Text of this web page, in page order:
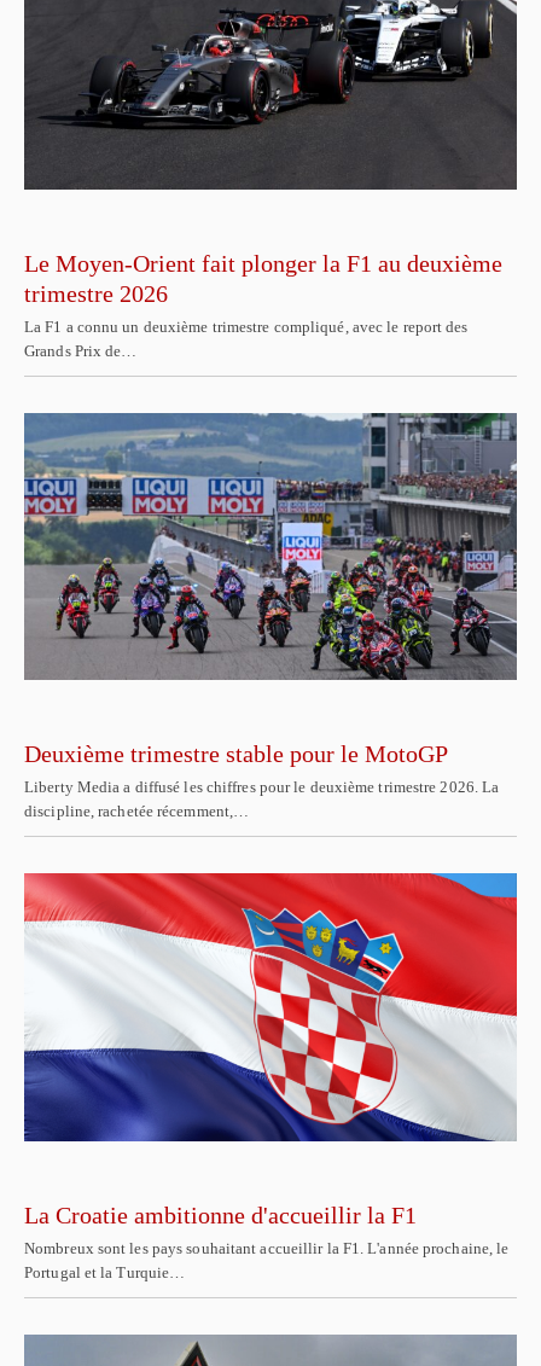
Le Moyen-Orient fait plonger la F1 au deuxième
trimestre 2026
La F1 a connu un deuxième trimestre compliqué, avec le report des
Grands Prix de…
Deuxième trimestre stable pour le MotoGP
Liberty Media a diffusé les chiffres pour le deuxième trimestre 2026. La
discipline, rachetée récemment,…
La Croatie ambitionne d'accueillir la F1
Nombreux sont les pays souhaitant accueillir la F1. L'année prochaine, le
Portugal et la Turquie…